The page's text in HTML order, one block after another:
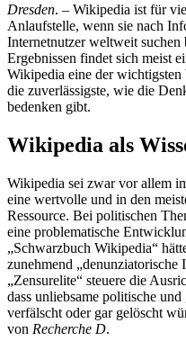
Dresden. – Wikipedia ist für
Anlaufstelle, wenn sie nach
Internetnutzer weltweit suchen
Ergebnissen findet sich meist
Wikipedia eine der wichtigsten
die zuverlässigste, wie die
bedenken gibt.
Wikipedia als
Wikipedia sei zwar vor allem
eine wertvolle und in den
Ressource. Bei politischen
eine problematische
„Schwarzbuch Wikipedia“
zunehmend „denunziatorische
„Zensurelite“ steuere die
dass unliebsame politische
verfälscht oder gar gelöscht
von Recherche D.